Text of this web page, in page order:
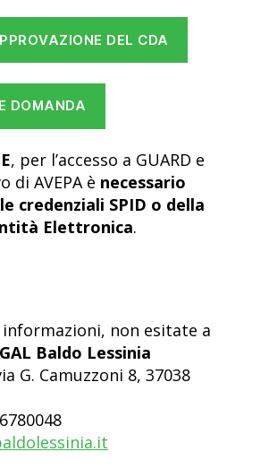
DEL CDA
DOMANDA
, per l’accesso a GUARD e
di AVEPA è necessario
credenziali SPID o della
Elettronica.
non esitate a
GAL Baldo Lessinia
G. Camuzzoni 8, 37038